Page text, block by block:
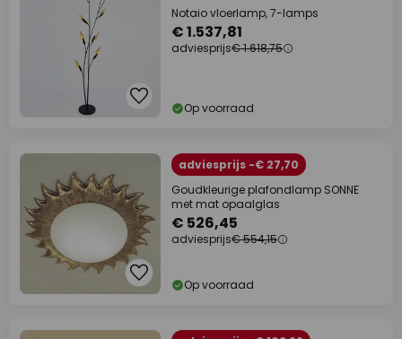
Notaio vloerlamp, 7-lamps
€ 1.537,81
adviesprijs€ 1.618,75
Op voorraad
adviesprijs -€ 27,70
Goudkleurige plafondlamp SONNE
met mat opaalglas
€ 526,45
adviesprijs€ 554,15
Op voorraad